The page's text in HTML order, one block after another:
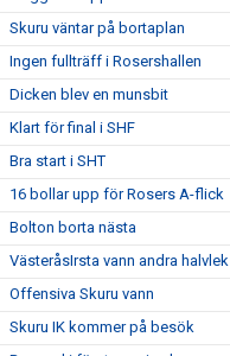
Skuru väntar på bortaplan
Ingen fullträff i Rosershallen
Dicken blev en munsbit
Klart för final i SHF
Bra start i SHT
16 bollar upp för Rosers A-flick
Bolton borta nästa
VästeråsIrsta vann andra halvlek
Offensiva Skuru vann
Skuru IK kommer på besök